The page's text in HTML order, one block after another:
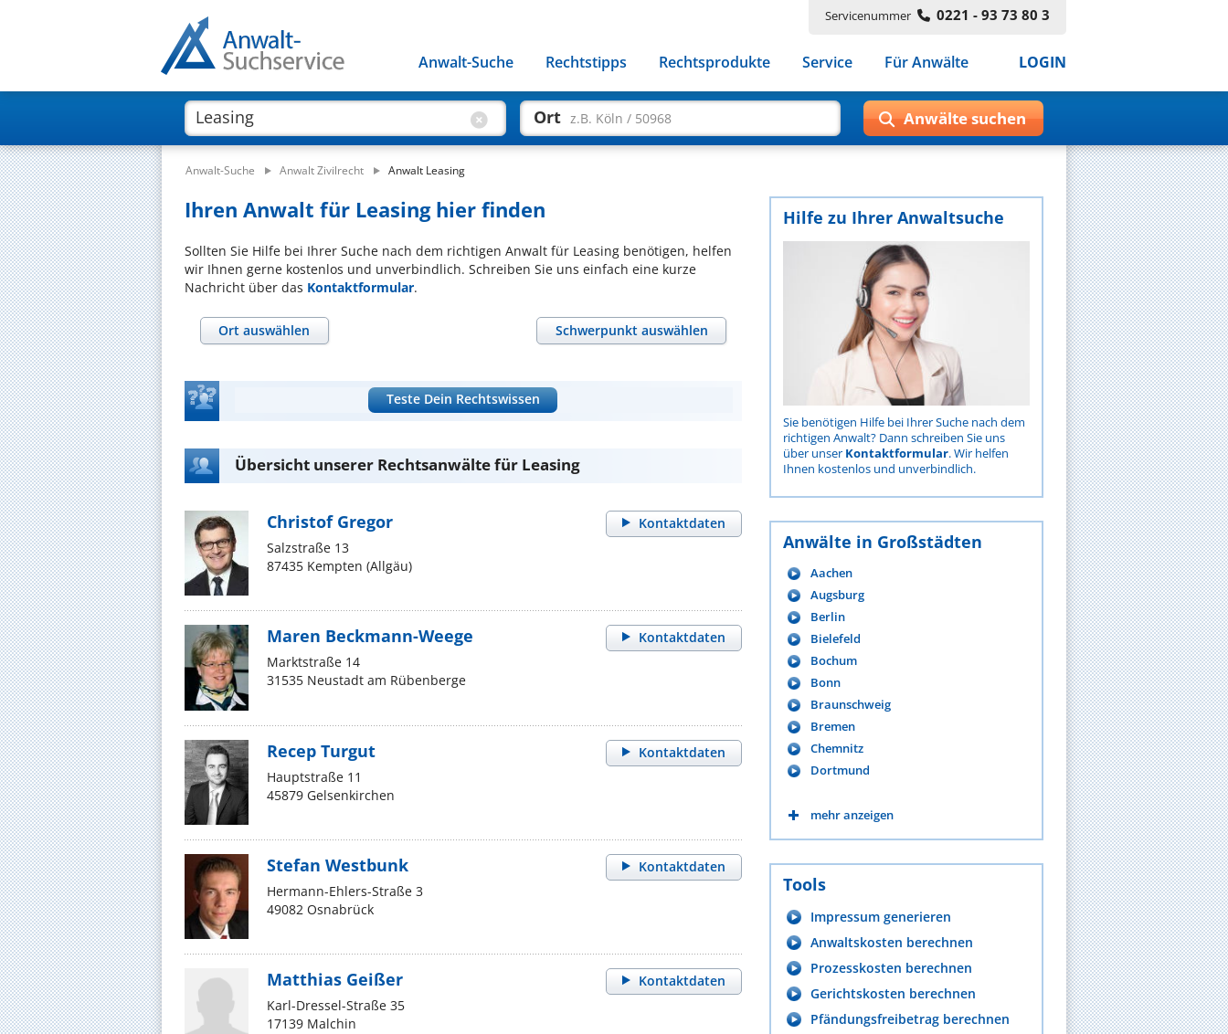
Servicenummer 0221 - 93 73 80 3
Anwalt-Suche Rechtstipps Rechtsprodukte Service Für Anwälte LOGIN
Ort z.B. Köln / 50968
Anwalt-Suche Anwalt Zivilrecht Anwalt Leasing
Ihren Anwalt für Leasing hier finden
Sollten Sie Hilfe bei Ihrer Suche nach dem richtigen Anwalt für Leasing benötigen, helfen
wir Ihnen gerne kostenlos und unverbindlich. Schreiben Sie uns einfach eine kurze
Nachricht über das Kontaktformular.
Ort auswählen Schwerpunkt auswählen
Teste Dein Rechtswissen
Übersicht unserer Rechtsanwälte für Leasing
Kontaktdaten
Christof Gregor
Salzstraße 13
87435 Kempten (Allgäu)
Kontaktdaten
Maren Beckmann-Weege
Marktstraße 14
31535 Neustadt am Rübenberge
Kontaktdaten
Recep Turgut
Hauptstraße 11
45879 Gelsenkirchen
Kontaktdaten
Stefan Westbunk
Hermann-Ehlers-Straße 3
49082 Osnabrück
Kontaktdaten
Matthias Geißer
Karl-Dressel-Straße 35
17139 Malchin
Hilfe zu Ihrer Anwaltsuche
Sie benötigen Hilfe bei Ihrer Suche nach dem
richtigen Anwalt? Dann schreiben Sie uns
über unser Kontaktformular. Wir helfen
Ihnen kostenlos und unverbindlich.
Anwälte in Großstädten
Aachen
Augsburg
Berlin
Bielefeld
Bochum
Bonn
Braunschweig
Bremen
Chemnitz
Dortmund
mehr anzeigen
Tools
Impressum generieren
Anwaltskosten berechnen
Prozesskosten berechnen
Gerichtskosten berechnen
Pfändungsfreibetrag berechnen